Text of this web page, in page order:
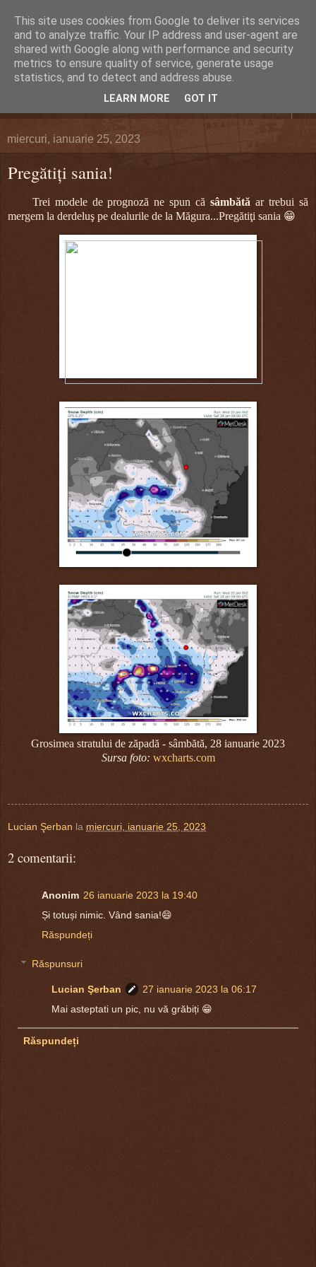
DEFERLĂRI
Despre şi pentru Bacău. Totul la obiect.
miercuri, ianuarie 25, 2023
Pregătiţi sania!
Trei modele de prognoză ne spun căsâmbătă ar trebui să
mergem la derdeluş pe dealurile de la Măgura...Pregătiţi sania 😁
Grosimea stratului de zăpadă - sâmbătă, 28 ianuarie 2023
Sursa foto: wxcharts.com
Lucian Şerban la miercuri, ianuarie 25, 2023
2 comentarii:
Anonim 26 ianuarie 2023 la 19:40
Și totuși nimic. Vând sania!😄
Răspundeți
Răspunsuri
Lucian Şerban
27 ianuarie 2023 la 06:17
Mai asteptati un pic, nu vă grăbiți 😁
Răspundeți
This site uses cookies from Google to deliver its services
and to analyze traffic. Your IP address and user-agent are
shared with Google along with performance and security
metrics to ensure quality of service, generate usage
statistics, and to detect and address abuse.
LEARN MORE GOT IT